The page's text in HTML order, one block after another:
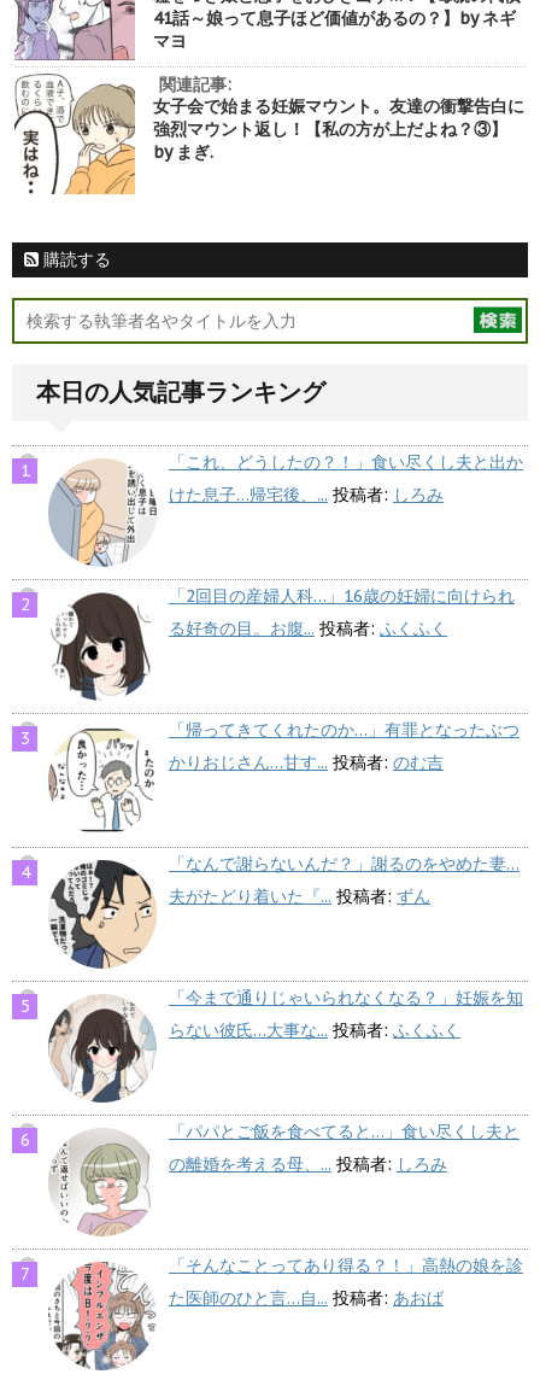
41話～娘って息子ほど価値があるの？】by ネギ
マヨ
関連記事:
女子会で始まる妊娠マウント。友達の衝撃告白に
強烈マウント返し！【私の方が上だよね？③】
by まぎ.
購読する
本日の人気記事ランキング
「これ、どうしたの？！」食い尽くし夫と出か
けた息子…帰宅後、... 投稿者: しろみ
「2回目の産婦人科…」16歳の妊婦に向けられ
る好奇の目。お腹... 投稿者: ふくふく
「帰ってきてくれたのか…」有罪となったぶつ
かりおじさん…甘す... 投稿者: のむ吉
「なんで謝らないんだ？」謝るのをやめた妻…
夫がたどり着いた『... 投稿者: ずん
「今まで通りじゃいられなくなる？」妊娠を知
らない彼氏…大事な... 投稿者: ふくふく
「パパとご飯を食べてると…」食い尽くし夫と
の離婚を考える母、... 投稿者: しろみ
「そんなことってあり得る？！」高熱の娘を診
た医師のひと言…自... 投稿者: あおば